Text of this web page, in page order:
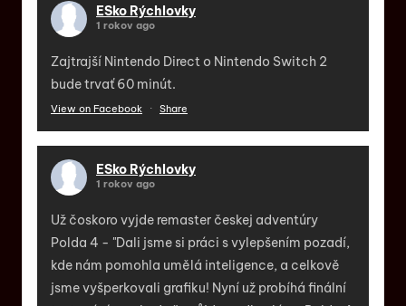
ESko Rýchlovky
1 rokov ago
Zajtrajší Nintendo Direct o Nintendo Switch 2
bude trvať 60 minút.
View on Facebook · Share
ESko Rýchlovky
1 rokov ago
Už čoskoro vyjde remaster českej adventúry
Polda 4 - "Dali jsme si práci s vylepšením pozadí,
kde nám pomohla umělá inteligence, a celkově
jsme vyšperkovali grafiku! Nyní už probíhá finální